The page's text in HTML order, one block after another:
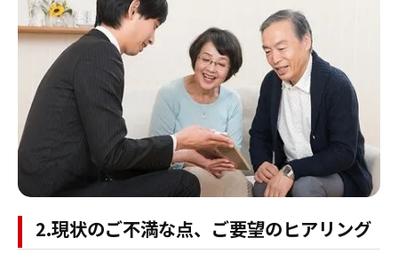
2.現状のご不満な点、ご要望のヒアリング